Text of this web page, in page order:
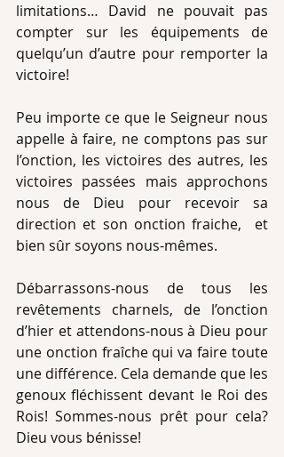
limitations… David ne pouvait pas
compter sur les équipements de
quelqu’un d’autre pour remporter la
victoire!
Peu importe ce que le Seigneur nous
appelle à faire, ne comptons pas sur
l’onction, les victoires des autres, les
victoires passées mais approchons
nous de Dieu pour recevoir sa
direction et son onction fraiche,  et
bien sûr soyons nous-mêmes.
Débarrassons-nous de tous les
revêtements charnels, de l’onction
d’hier et attendons-nous à Dieu pour
une onction fraîche qui va faire toute
une différence. Cela demande que les
genoux fléchissent devant le Roi des
Rois! Sommes-nous prêt pour cela?
Dieu vous bénisse!